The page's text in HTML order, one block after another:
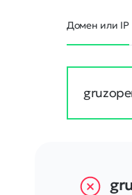
Домен или IP